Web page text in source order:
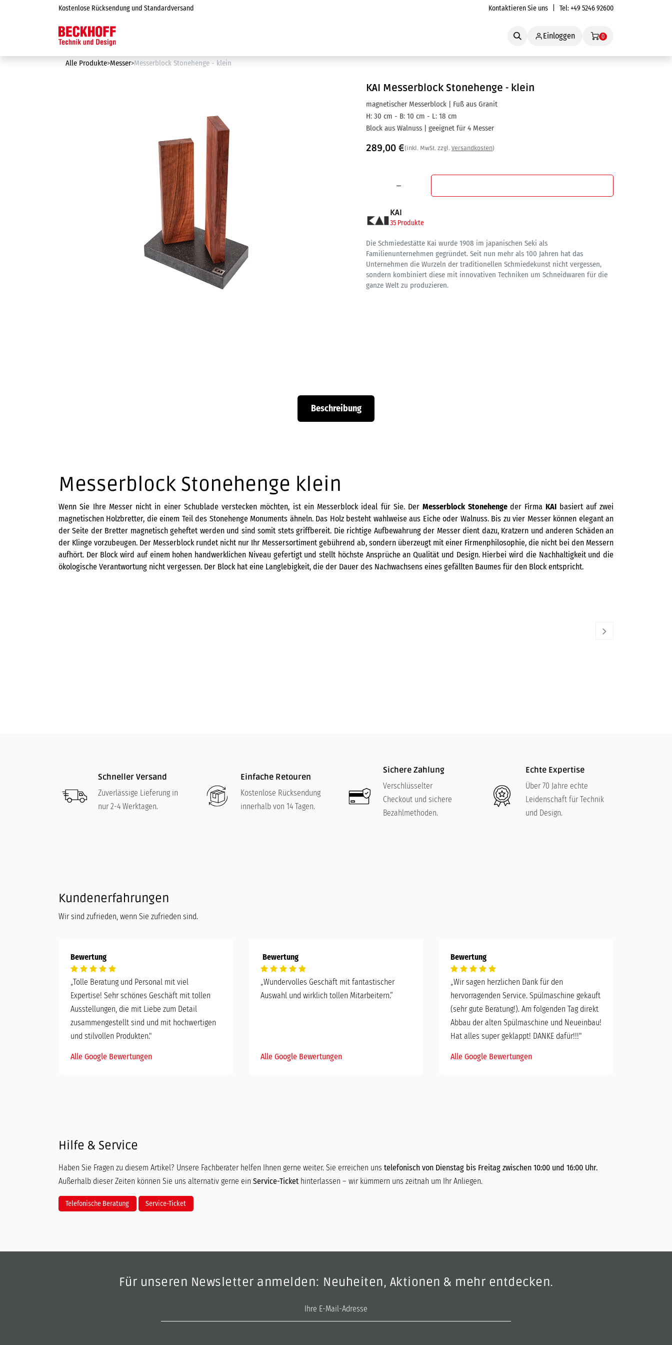
Zum Inhalt springenKostenlose Rücksendung und Standardversand Kontaktieren Sie uns | Tel:+49 5246 92600
Einloggen 0
Alle Produkte Messer Messerblock Stonehenge - klein
KAI Messerblock Stonehenge - klein
magnetischer Messerblock | Fuß aus Granit
H: 30 cm - B: 10 cm - L: 18 cm
Block aus Walnuss | geeignet für 4 Messer
289,00 €(inkl. MwSt. zzgl. Versandkosten)
KAI
35 Produkte
Die Schmiedestätte Kai wurde 1908 im japanischen Seki als
Familienunternehmen gegründet. Seit nun mehr als 100 Jahren hat das
Unternehmen die Wurzeln der traditionellen Schmiedekunst nicht vergessen,
sondern kombiniert diese mit innovativen Techniken um Schneidwaren für die
ganze Welt zu produzieren.
Beschreibung
Messerblock Stonehenge klein
Wenn Sie Ihre Messer nicht in einer Schublade verstecken möchten, ist ein Messerblock ideal für Sie. DerMesserblock Stonehenge der FirmaKAI basiert auf zwei
magnetischen Holzbretter, die einem Teil des Stonehenge Monuments ähneln. Das Holz besteht wahlweise aus Eiche oder Walnuss. Bis zu vier Messer können elegant an
der Seite der Bretter magnetisch geheftet werden und sind somit stets griffbereit. Die richtige Aufbewahrung der Messer dient dazu, Kratzern und anderen Schäden an
der Klinge vorzubeugen. Der Messerblock rundet nicht nur Ihr Messersortiment gebührend ab, sondern überzeugt mit einer Firmenphilosophie, die nicht bei den Messern
aufhört. Der Block wird auf einem hohen handwerklichen Niveau gefertigt und stellt höchste Ansprüche an Qualität und Design. Hierbei wird die Nachhaltigkeit und die
ökologische Verantwortung nicht vergessen. Der Block hat eine Langlebigkeit, die der Dauer des Nachwachsens eines gefällten Baumes für den Block entspricht.
Schneller Versand
Zuverlässige Lieferung in
nur 2-4 Werktagen.
Einfache Retouren
Kostenlose Rücksendung
innerhalb von 14 Tagen.
Sichere Zahlung
Verschlüsselter
Checkout und sichere
Bezahlmethoden.
Echte Expertise
Über 70 Jahre echte
Leidenschaft für Technik
und Design.
Kundenerfahrungen
Wir sind zufrieden, wenn Sie zufrieden sind.
Bewertung
„Tolle Beratung und Personal mit viel
Expertise! Sehr schönes Geschäft mit tollen
Ausstellungen, die mit Liebe zum Detail
zusammengestellt sind und mit hochwertigen
und stilvollen Produkten."
Alle Google Bewertungen
Bewertung
„Wundervolles Geschäft mit fantastischer
Auswahl und wirklich tollen Mitarbeitern.“
Alle Google Bewertungen
Bewertung
„Wir sagen herzlichen Dank für den
hervorragenden Service. Spülmaschine gekauft
(sehr gute Beratung!). Am folgenden Tag direkt
Abbau der alten Spülmaschine und Neueinbau!
Hat alles super geklappt! DANKE dafür!!!"
Alle Google Bewertungen
Hilfe & Service
Haben Sie Fragen zu diesem Artikel? Unsere Fachberater helfen Ihnen gerne weiter. Sie erreichen uns telefonisch von Dienstag bis Freitag zwischen 10:00 und 16:00 Uhr.
Außerhalb dieser Zeiten können Sie uns alternativ gerne ein Service-Ticket hinterlassen – wir kümmern uns zeitnah um Ihr Anliegen.
Telefonische Beratung Service-Ticket
Für unseren Newsletter anmelden: Neuheiten, Aktionen & mehr entdecken.